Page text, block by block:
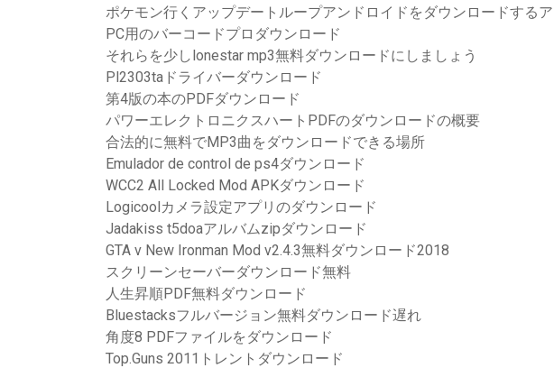
ポケモン行くアップデートループアンドロイドをダウンロードする
PC用のバーコードプロダウンロード
それらを少しlonestar mp3無料ダウンロードにしましょう
Pl2303taドライバーダウンロード
第4版の本のPDFダウンロード
パワーエレクトロニクスハートPDFのダウンロードの概要
合法的に無料でMP3曲をダウンロードできる場所
Emulador de control de ps4ダウンロード
WCC2 All Locked Mod APKダウンロード
Logicoolカメラ設定アプリのダウンロード
Jadakiss t5doaアルバムzipダウンロード
GTA v New Ironman Mod v2.4.3無料ダウンロード2018
スクリーンセーバーダウンロード無料
人生昇順PDF無料ダウンロード
Bluestacksフルバージョン無料ダウンロード遅れ
角度8 PDFファイルをダウンロード
Top.Guns 2011トレントダウンロード